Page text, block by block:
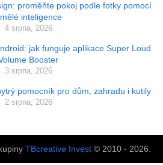
proměňte pokoj podle fotky pomocí
inteligence
4 srpna, 2026
jak funguje aplikace Super Loud
Booster
3 srpna, 2026
pomocník pro dům, zahradu i kutily
2 srpna, 2026
TBcreative Invest© 2010 - 2026.